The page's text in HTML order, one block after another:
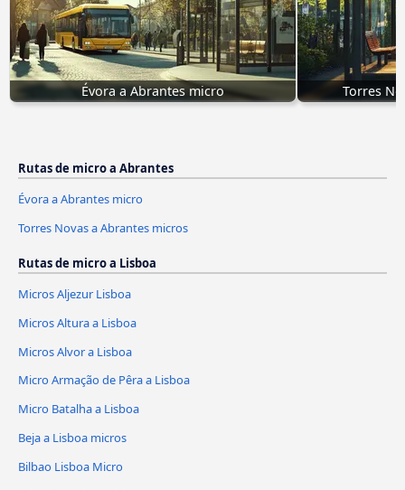
Évora a Abrantes micro Torres
Rutas de micro a Abrantes
Évora a Abrantes micro
Torres Novas a Abrantes micros
Rutas de micro a Lisboa
Micros Aljezur Lisboa
Micros Altura a Lisboa
Micros Alvor a Lisboa
Micro Armação de Pêra a Lisboa
Micro Batalha a Lisboa
Beja a Lisboa micros
Bilbao Lisboa Micro